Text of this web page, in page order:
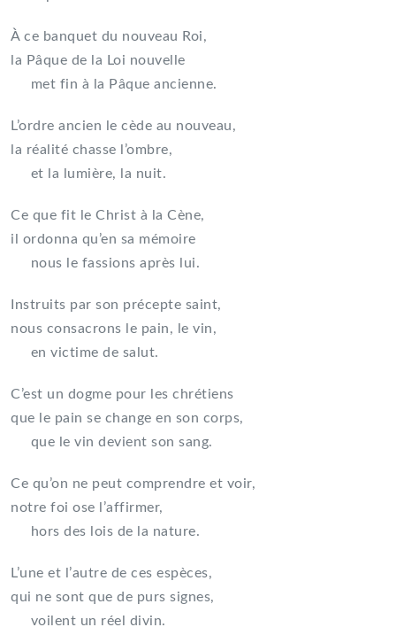
À ce banquet du nouveau Roi,
la Pâque de la Loi nouvelle
met fin à la Pâque ancienne.
L’ordre ancien le cède au nouveau,
la réalité chasse l’ombre,
et la lumière, la nuit.
Ce que fit le Christ à la Cène,
il ordonna qu’en sa mémoire
nous le fassions après lui.
Instruits par son précepte saint,
nous consacrons le pain, le vin,
en victime de salut.
C’est un dogme pour les chrétiens
que le pain se change en son corps,
que le vin devient son sang.
Ce qu’on ne peut comprendre et voir,
notre foi ose l’affirmer,
hors des lois de la nature.
L’une et l’autre de ces espèces,
qui ne sont que de purs signes,
voilent un réel divin.